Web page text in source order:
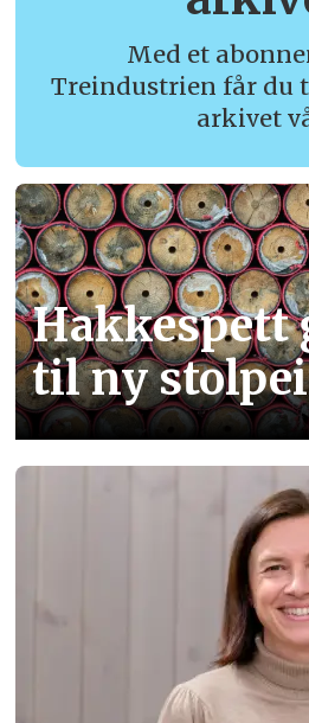
Med et
Treindustrien får du
arkivet
Hakkespett
til ny